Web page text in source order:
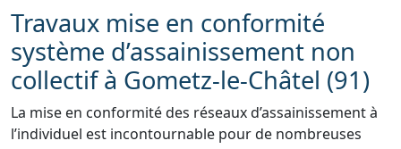
Travaux mise en conformité
système d’assainissement non
collectif à Gometz-le-Châtel (91)
La mise en conformité des réseaux d’assainissement à
l’individuel est incontournable pour de nombreuses